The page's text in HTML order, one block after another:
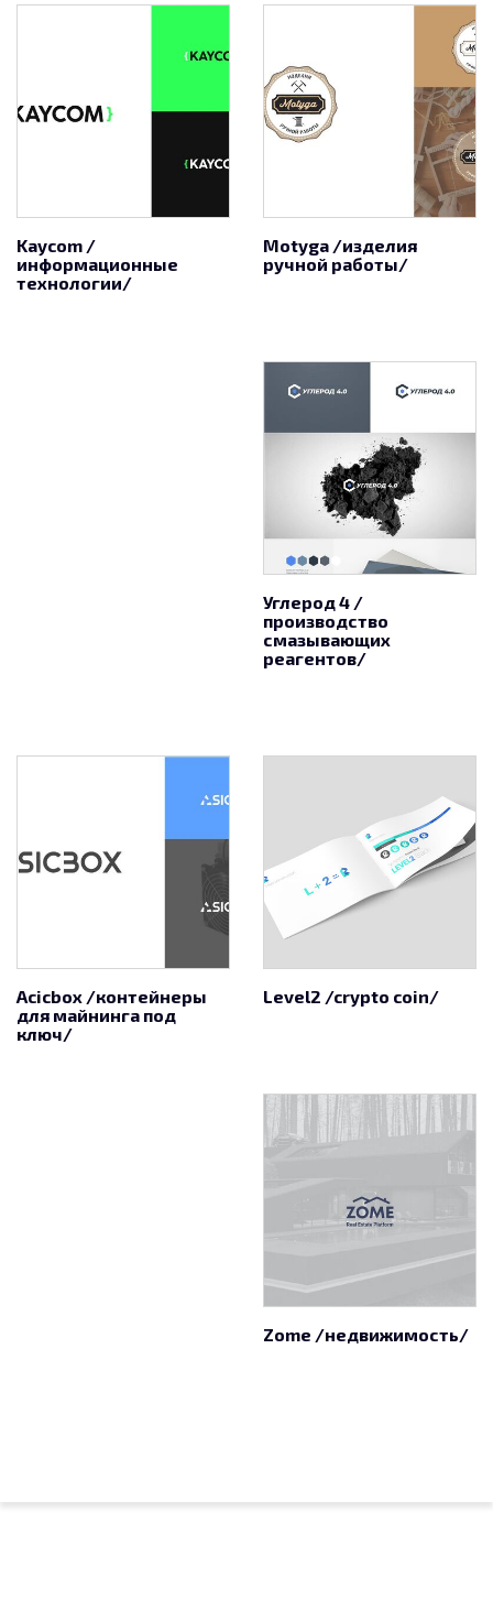
Kaycom /
информационные
технологии/
Motyga /изделия
ручной работы/
Углерод 4 /
производство
смазывающих
реагентов/
Acicbox /контейнеры
для майнинга под
ключ/
Level2 /crypto coin/
Zome /недвижимость/